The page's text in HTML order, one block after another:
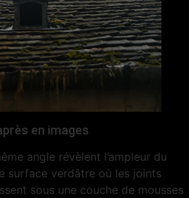
en images
angle révèlent l’ampleur du
surface verdâtre où les joints
sous une couche de mousses